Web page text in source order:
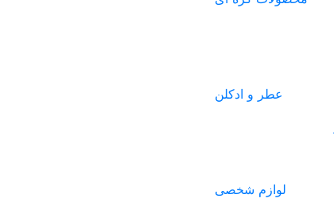
عطر و ادکلن
لوازم شخصی